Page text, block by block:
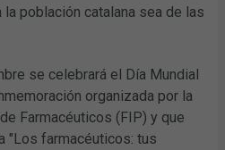
población catalana sea de las
se celebrará el Día Mundial
organizada por la
Farmacéuticos (FIP) y que
"Los farmacéuticos: tus